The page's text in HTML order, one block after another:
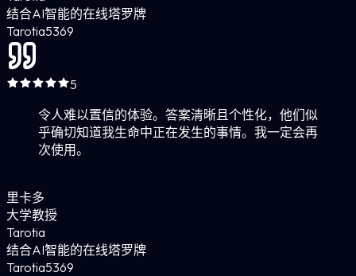
结合AI智能的在线塔罗牌
Tarotia5369
5
令人难以置信的体验。答案清晰且个性化，他们似
乎确切知道我生命中正在发生的事情。我一定会再
次使用。
里卡多
大学教授
Tarotia
结合AI智能的在线塔罗牌
Tarotia5369